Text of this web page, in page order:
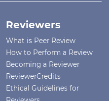
Reviewers
What is Peer Review
How to Perform a Review
Becoming a Reviewer
ReviewerCredits
Ethical Guidelines for